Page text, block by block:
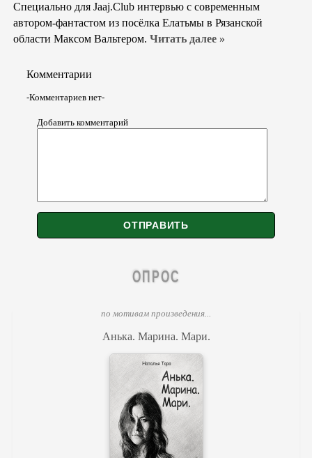
Специально для Jaaj.Club интервью с современным
автором-фантастом из посёлка Елатьмы в Рязанской
области Максом Вальтером. Читать далее »
Комментарии
-Комментариев нет-
Добавить комментарий
ОПРОС
по мотивам произведения...
Анька. Марина. Мари.